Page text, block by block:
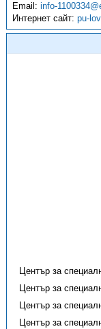
Email:info-
Интернет сайт:pu-
Център за
Център за
Център за
Център за